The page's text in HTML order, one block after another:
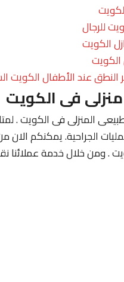
للرجال
الكويت
النطق عند الأطفال الكويت
فى الكويت
المنزلى فى الكويت .
الجراحية. يمكنكم
. ومن خلال خدمة عملائنا